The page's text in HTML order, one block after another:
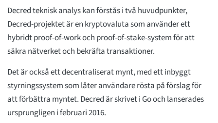
Decred teknisk analys kan förstås i två huvudpunkter,
Decred-projektet är en kryptovaluta som använder ett
hybridt proof-of-work och proof-of-stake-system för att
säkra nätverket och bekräfta transaktioner.
Det är också ett decentraliserat mynt, med ett inbyggt
styrningssystem som låter användare rösta på förslag för
att förbättra myntet. Decred är skrivet i Go och lanserades
ursprungligen i februari 2016.